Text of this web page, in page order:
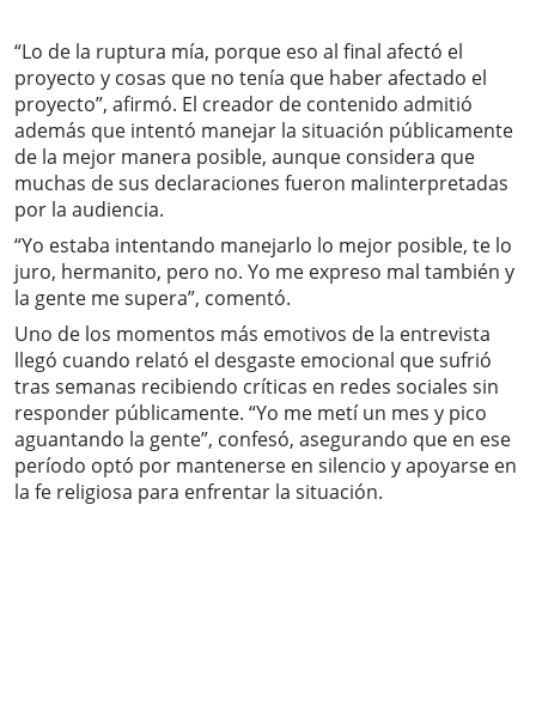
“Lo de la ruptura mía, porque eso al final afectó el
proyecto y cosas que no tenía que haber afectado el
proyecto”, afirmó. El creador de contenido admitió
además que intentó manejar la situación públicamente
de la mejor manera posible, aunque considera que
muchas de sus declaraciones fueron malinterpretadas
por la audiencia.
“Yo estaba intentando manejarlo lo mejor posible, te lo
juro, hermanito, pero no. Yo me expreso mal también y
la gente me supera”, comentó.
Uno de los momentos más emotivos de la entrevista
llegó cuando relató el desgaste emocional que sufrió
tras semanas recibiendo críticas en redes sociales sin
responder públicamente. “Yo me metí un mes y pico
aguantando la gente”, confesó, asegurando que en ese
período optó por mantenerse en silencio y apoyarse en
la fe religiosa para enfrentar la situación.